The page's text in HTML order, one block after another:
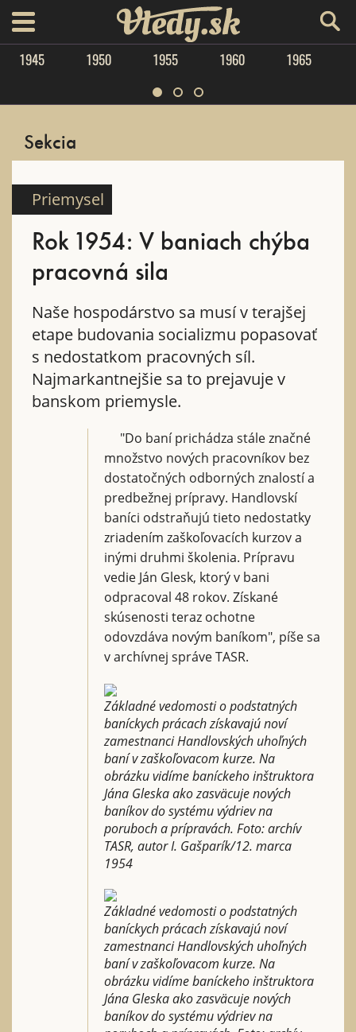
menu Vtedy.sk
1945 1950 1955 1960 1965
Sekcia
Priemysel
Rok 1954: V baniach chýba
pracovná sila
Naše hospodárstvo sa musí v terajšej
etape budovania socializmu popasovať
s nedostatkom pracovných síl.
Najmarkantnejšie sa to prejavuje v
banskom priemysle.
"Do baní prichádza stále značné
množstvo nových pracovníkov bez
dostatočných odborných znalostí a
predbežnej prípravy. Handlovskí
baníci odstraňujú tieto nedostatky
zriadením zaškoľovacích kurzov a
inými druhmi školenia. Prípravu
vedie Ján Glesk, ktorý v bani
odpracoval 48 rokov. Získané
skúsenosti teraz ochotne
odovzdáva novým baníkom", píše sa
v archívnej správe TASR.
Základné vedomosti o podstatných
baníckych prácach získavajú noví
zamestnanci Handlovských uhoľných
baní v zaškoľovacom kurze. Na
obrázku vidíme baníckeho inštruktora
Jána Gleska ako zasväcuje nových
baníkov do systému výdriev na
poruboch a prípravách. Foto: archív
TASR, autor I. Gašparík/12. marca
1954
Základné vedomosti o podstatných
baníckych prácach získavajú noví
zamestnanci Handlovských uhoľných
baní v zaškoľovacom kurze. Na
obrázku vidíme baníckeho inštruktora
Jána Gleska ako zasväcuje nových
baníkov do systému výdriev na